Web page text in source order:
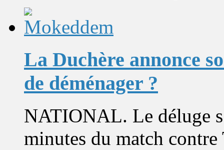
La Duchère annonce
de déménager ?
NATIONAL. Le déluge
minutes du match